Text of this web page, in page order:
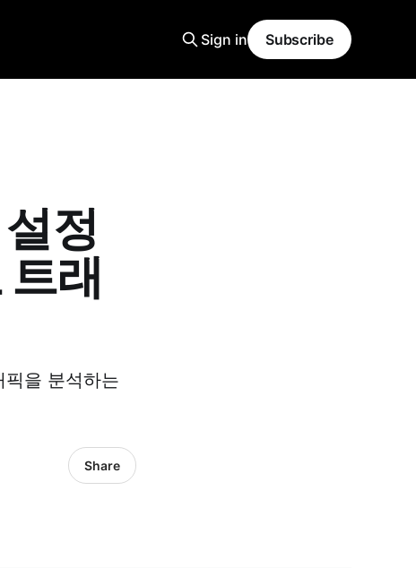
Sign in Subscribe
정
래
을 분석하는
Share